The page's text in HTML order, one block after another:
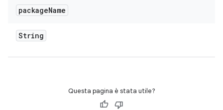
packageName
String
Questa pagina è stata utile?